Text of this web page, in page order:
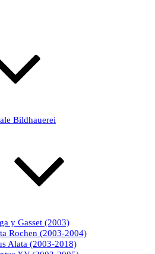
Bildhauerei
y Gasset (2003)
Rochen (2003-2004)
Alata (2003-2018)